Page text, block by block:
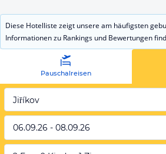
Diese Hotelliste zeigt unsere am häufigsten
Informationen zu Rankings und Bewertungen
Pauschalreisen
Jiříkov
06.09.26 - 08.09.26